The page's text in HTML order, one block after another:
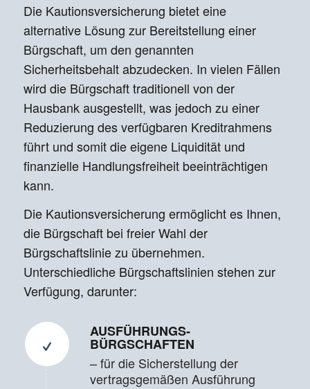
Die Kautionsversicherung bietet eine
alternative Lösung zur Bereitstellung einer
Bürgschaft, um den genannten
Sicherheitsbehalt abzudecken. In vielen Fällen
wird die Bürgschaft traditionell von der
Hausbank ausgestellt, was jedoch zu einer
Reduzierung des verfügbaren Kreditrahmens
führt und somit die eigene Liquidität und
finanzielle Handlungsfreiheit beeinträchtigen
kann.
Die Kautionsversicherung ermöglicht es Ihnen,
die Bürgschaft bei freier Wahl der
Bürgschaftslinie zu übernehmen.
Unterschiedliche Bürgschaftslinien stehen zur
Verfügung, darunter:
AUSFÜHRUNGS­
BÜRGSCHAFTEN
– für die Sicherstellung der
vertragsgemäßen Ausführung